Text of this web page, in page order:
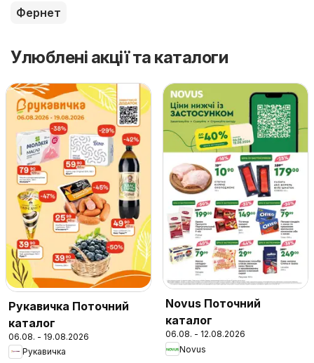
Фернет
Улюблені акції та каталоги
Рукавичка Поточний
каталог
06.08. - 19.08.2026
Рукавичка
Novus Поточний
каталог
06.08. - 12.08.2026
Novus